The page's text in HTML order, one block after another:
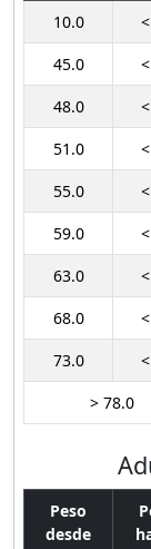
10.0
45.0
48.0
51.0
55.0
59.0
63.0
68.0
73.0
> 78.0
Peso
desde